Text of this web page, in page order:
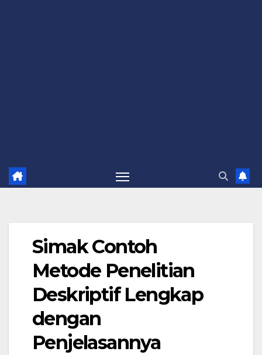
Simak Contoh
Metode Penelitian
Deskriptif Lengkap
dengan
Penjelasannya